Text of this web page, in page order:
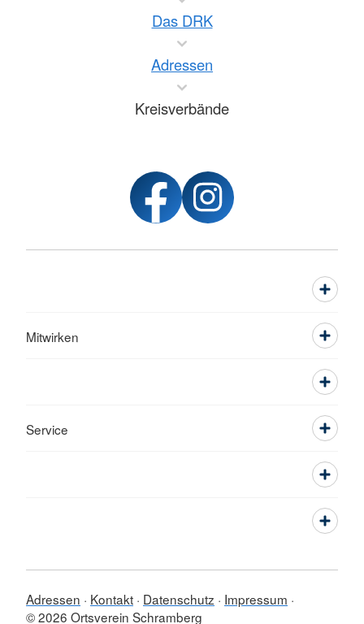
Das DRK
Adressen
Kreisverbände
Mitwirken
Service
Adressen Kontakt Datenschutz
Impressum
© 2026 Ortsverein Schramberg